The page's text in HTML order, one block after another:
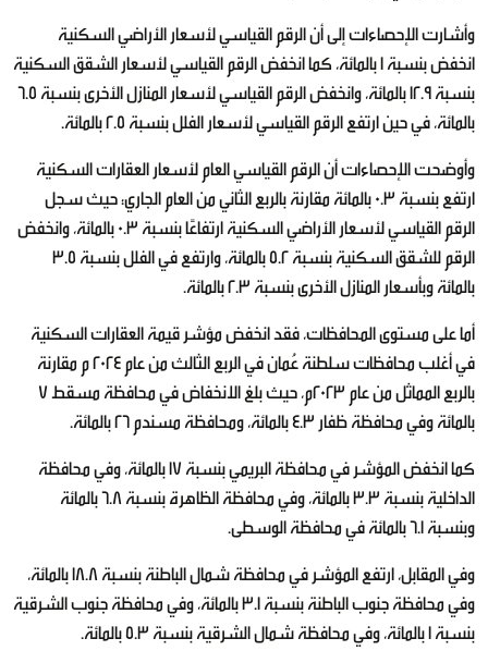
وأشارت الإحصاءات إلى أن الرقم القياسي لأسعار الأراضي السكنية
انخفض بنسبة 1 بالمائة، كما انخفض الرقم القياسي لأسعار الشقق السكنية
بنسبة 12.9 بالمائة، وانخفض الرقم القياسي لأسعار المنازل الأخرى بنسبة 6.5
بالمائة، في حين ارتفع الرقم القياسي لأسعار الفلل بنسبة 2.5 بالمائة.
وأوضحت الإحصاءات أن الرقم القياسي العام لأسعار العقارات السكنية
ارتفع بنسبة 0.3 بالمائة مقارنة بالربع الثاني من العام الجاري؛ حيث سجل
الرقم القياسي لأسعار الأراضي السكنية ارتفاعًا بنسبة 0.3 بالمائة، وانخفض
الرقم للشقق السكنية بنسبة 5.2 بالمائة، وارتفع في الفلل بنسبة 3.5
بالمائة وبأسعار المنازل الأخرى بنسبة 2.3 بالمائة.
أما على مستوى المحافظات، فقد انخفض مؤشر قيمة العقارات السكنية
في أغلب محافظات سلطنة عُمان في الربع الثالث من عام 2024 م مقارنة
بالربع المماثل من عام 2023م، حيث بلغ الانخفاض في محافظة مسقط 7
بالمائة وفي محافظة ظفار 4.3 بالمائة، ومحافظة مسندم 26 بالمائة.
كما انخفض المؤشر في محافظة البريمي بنسبة 17 بالمائة، وفي محافظة
الداخلية بنسبة 3.3 بالمائة، وفي محافظة الظاهرة بنسبة 6.8 بالمائة
وبنسبة 6.1 بالمائة في محافظة الوسطى.
وفي المقابل، ارتفع المؤشر في محافظة شمال الباطنة بنسبة 18.8 بالمائة،
وفي محافظة جنوب الباطنة بنسبة 3.1 بالمائة، وفي محافظة جنوب الشرقية
بنسبة 1 بالمائة، وفي محافظة شمال الشرقية بنسبة 5.3 بالمائة.